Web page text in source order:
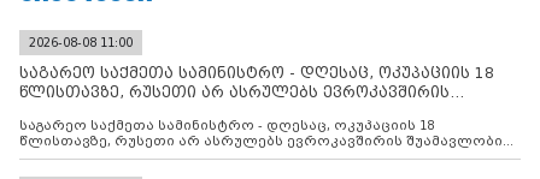
2026-08-08 11:00
საგარეო საქმეთა სამინისტრო - დღესაც, ოკუპაციის 18
წლისთავზე, რუსეთი არ ასრულებს ევროკავშირის
საგარეო საქმეთა სამინისტრო - დღესაც, ოკუპაციის 18
წლისთავზე, რუსეთი არ ასრულებს ევროკავშირის შუამავლობით
დადებულ 2008 წლის 12 აგვისტოს ცეცხლის შეწყვეტის